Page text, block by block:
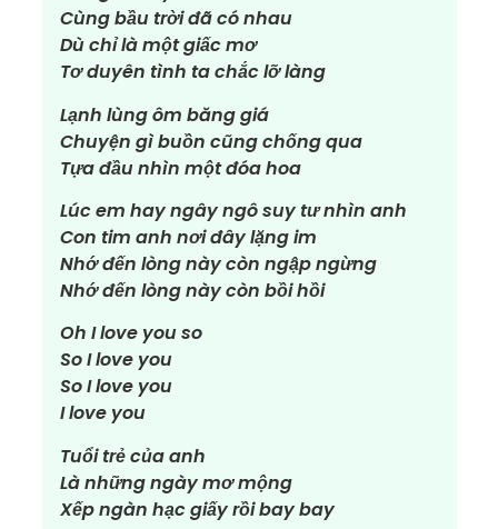
Cùng bầu trời đã có nhau
Dù chỉ là một giấc mơ
Tơ duyên tình ta chắc lỡ làng
Lạnh lùng ôm băng giá
Chuyện gì buồn cũng chống qua
Tựa đầu nhìn một đóa hoa
Lúc em hay ngây ngô suy tư nhìn anh
Con tim anh nơi đây lặng im
Nhớ đến lòng này còn ngập ngừng
Nhớ đến lòng này còn bồi hồi
Oh I love you so
So I love you
So I love you
I love you
Tuổi trẻ của anh
Là những ngày mơ mộng
Xếp ngàn hạc giấy rồi bay bay